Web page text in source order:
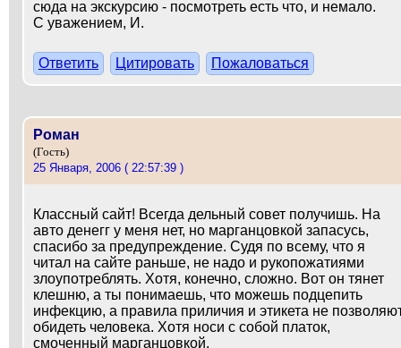
сюда на экскурсию - посмотреть есть что, и немало.
С уважением, И.
Ответить Цитировать Пожаловаться
Роман
(Гость)
25 Января, 2006 ( 22:57:39 )
Классный сайт! Всегда дельный совет получишь. На
авто денегг у меня нет, но марганцовкой запасусь,
спасибо за предупреждение. Судя по всему, что я
читал на сайте раньше, не надо и рукопожатиями
злоупотреблять. Хотя, конечно, сложно. Вот он тянет
клешню, а ты понимаешь, что можешь подцепить
инфекцию, а правила приличия и этикета не
обидеть человека. Хотя носи с собой платок,
смоченный марганцовкой.